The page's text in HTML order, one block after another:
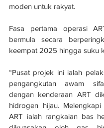
moden untuk rakyat.
Fasa pertama operasi
bermula secara
keempat 2025 hingga suku
“Pusat projek ini ialah
pengangkutan awam
dengan kenderaan ART
hidrogen hijau. Melengkapi
ART ialah rangkaian bas